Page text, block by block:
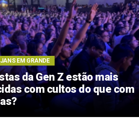
EM GRANDE
da Gen Z estão mais
com cultos do que com